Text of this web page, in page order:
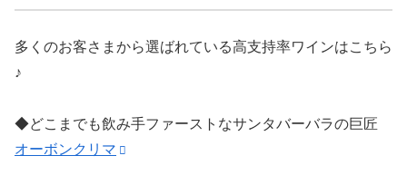
多くのお客さまから選ばれている高支持率ワインはこちら
♪
◆どこまでも飲み手ファーストなサンタバーバラの巨匠
オーボンクリマ